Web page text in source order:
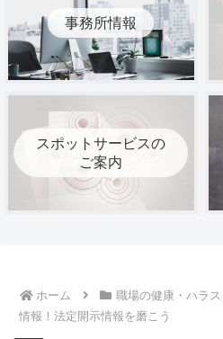
事務所情報
スポットサービスの
ご案内
ホーム 職場の健康・ハラス
情報！法定開示情報を磨こう